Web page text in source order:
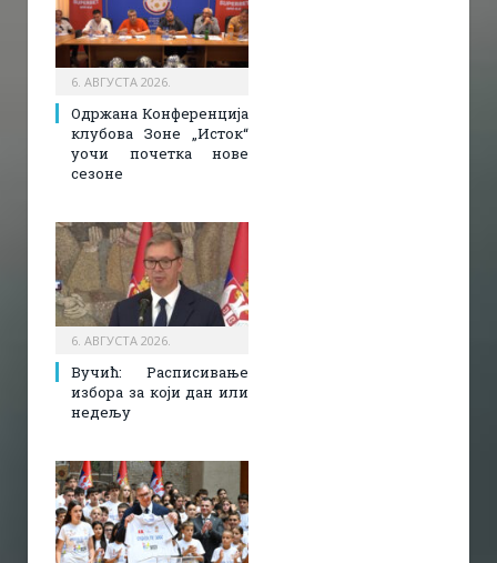
6. АВГУСТА 2026.
Одржана Конференција
клубова Зоне „Исток“
уочи почетка нове
сезоне
6. АВГУСТА 2026.
Вучић: Расписивање
избора за који дан или
недељу